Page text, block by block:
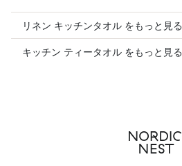
リネン キッチンタオル をもっと見る
キッチン ティータオル をもっと見る